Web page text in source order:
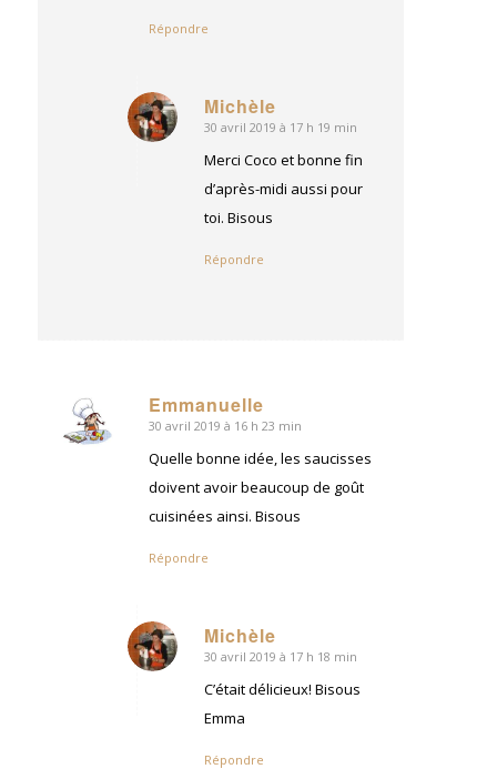
Répondre
Michèle
dit
30 avril 2019 à 17 h 19 min
Merci Coco et bonne fin
d’après-midi aussi pour
toi. Bisous
Répondre
Emmanuelle
dit
30 avril 2019 à 16 h 23 min
Quelle bonne idée, les saucisses
doivent avoir beaucoup de goût
cuisinées ainsi. Bisous
Répondre
Michèle
dit
30 avril 2019 à 17 h 18 min
C’était délicieux! Bisous
Emma
Répondre